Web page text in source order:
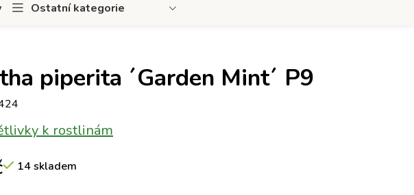
Ostatní kategorie
piperita ´Garden Mint´ P9
k rostlinám
14 skladem